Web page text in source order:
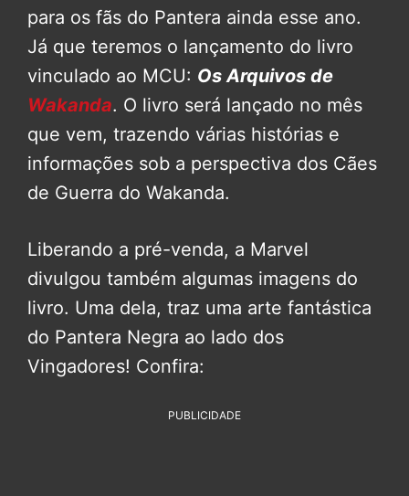
para os fãs do Pantera ainda esse ano.
Já que teremos o lançamento do livro
vinculado ao MCU: Os Arquivos de
Wakanda. O livro será lançado no mês
que vem, trazendo várias histórias e
informações sob a perspectiva dos Cães
de Guerra do Wakanda.
Liberando a pré-venda, a Marvel
divulgou também algumas imagens do
livro. Uma dela, traz uma arte fantástica
do Pantera Negra ao lado dos
Vingadores! Confira:
PUBLICIDADE